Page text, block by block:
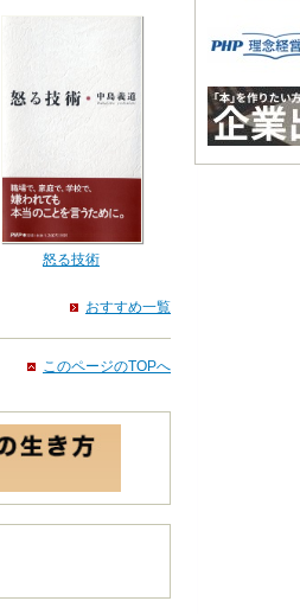
怒る技術
おすすめ一覧
このページのTOPへ